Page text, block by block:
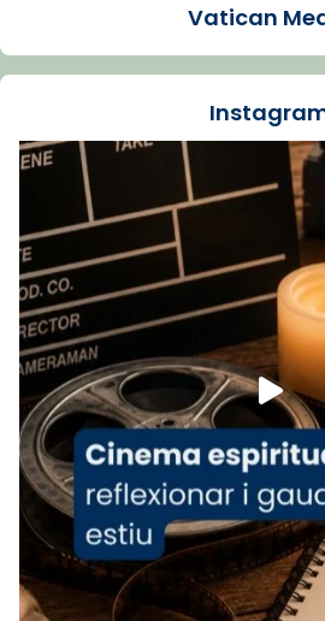
La Carmina va patir
dos mesos, a l'Estadi Lluís
Recupera l'entrevista comp
tican News 👇
www.vaticannews.va/es/
07/carmina-historia-
espana-testimoni...
Foto
View on Facebook · Share
Arquebisbat de
2 weeks ago
«Avui les santes Juliana i
ajuden a alçar la mirada»
Mons. Sergi Gordo, bisbe
presidit aquest 27 de juliol
Vatican